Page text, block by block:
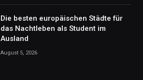
Die besten europäischen Städte für
das Nachtleben als Student im
Ausland
August 5, 2026